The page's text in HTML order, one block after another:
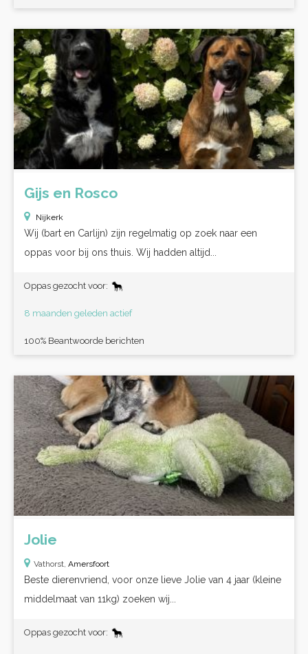
Gijs en Rosco
Nijkerk
Wij (bart en Carlijn) zijn regelmatig op zoek naar een
oppas voor bij ons thuis. Wij hadden altijd...
Oppas gezocht voor:
8 maanden geleden actief
100% Beantwoorde berichten
Jolie
Vathorst, Amersfoort
Beste dierenvriend, voor onze lieve Jolie van 4 jaar (kleine
middelmaat van 11kg) zoeken wij...
Oppas gezocht voor: